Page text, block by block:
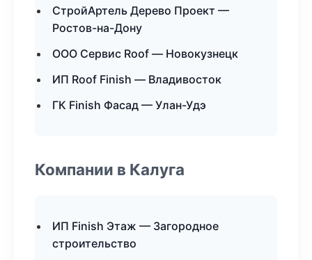
СтройАртель Дерево Проект —
Ростов-на-Дону
ООО Сервис Roof — Новокузнецк
ИП Roof Finish — Владивосток
ГК Finish Фасад — Улан-Удэ
Компании в Калуга
ИП Finish Этаж — Загородное
строительство